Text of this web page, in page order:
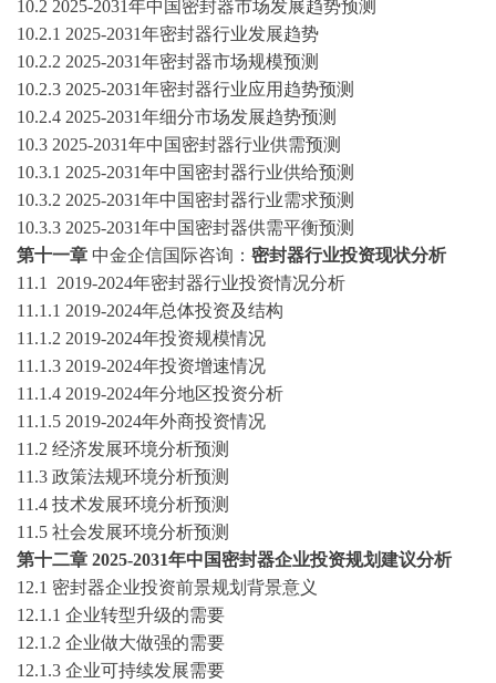
10.2 2025-2031 年中国 密封器市场发展趋势预测
10.2.1 2025-2031年密封器行业发展趋势
10.2.2 2025-2031年密封器市场规模预测
10.2.3 2025-2031年密封器行业应用趋势预测
10.2.4 2025-2031年细分市场发展趋势预测
10.3 2025-2031年中国 密封器行业供需预测
10.3.1 2025-2031年中国 密封器行业供给预测
10.3.2 2025-2031年中国 密封器行业需求预测
10.3.3 2025-2031年中国 密封器供需平衡预测
第十一章 中金企信国际咨询： 密封器行业投资现状分析
11.1
2019-2024年密封器行业投资情况分析
11.1.1 2019-2024年总体投资及结构
11.1.2 2019-2024年投资规模情况
11.1.3 2019-2024年投资增速情况
11.1.4 2019-2024年分地区投资分析
11.1.5 2019-2024年外商投资情况
11.2 经济发展环境分析预测
11.3 政策法规环境分析预测
11.4 技术发展环境分析预测
11.5 社会发展环境分析预测
第十二章 2025-2031年中国密封器企业投资规划建议分析
12.1 密封器企业投资前景规划背景意义
12.1.1 企业转型升级的需要
12.1.2 企业做大做强的需要
12.1.3 企业可持续发展需要